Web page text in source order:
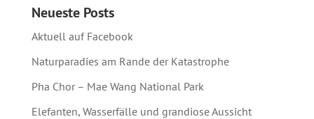
Neueste Posts
Aktuell auf Facebook
Naturparadies am Rande der Katastrophe
Pha Chor – Mae Wang National Park
Elefanten, Wasserfälle und grandiose Aussicht